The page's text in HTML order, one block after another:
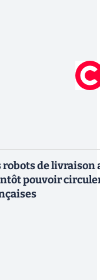
robots de livraison
pouvoir